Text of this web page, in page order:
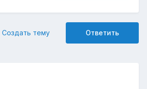
Ответить
Создать тему